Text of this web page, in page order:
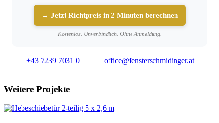
→ Jetzt Richtpreis in 2 Minuten berechnen
Kostenlos. Unverbindlich. Ohne Anmeldung.
+43 7239 7031 0 office@fensterschmidinger.at
Weitere Projekte